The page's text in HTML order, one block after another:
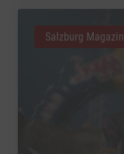
Salzburg Magazin